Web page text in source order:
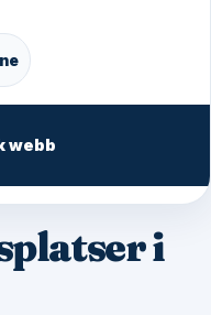
webb
i